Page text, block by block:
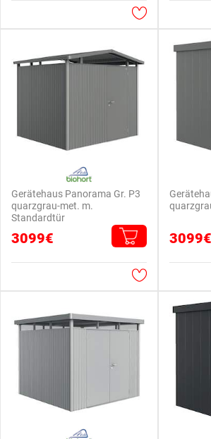
Gerätehaus Panorama Gr. P3
quarzgrau-met. m.
Standardtür
3099€ 3099€